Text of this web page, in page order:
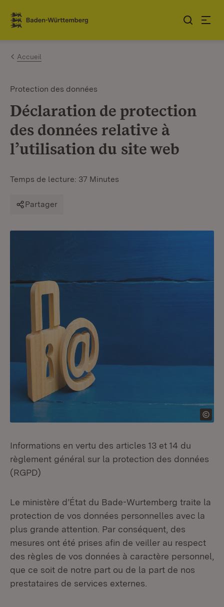
Sauter au contenu
Link zur Startseite
Accueil
Protection des données
Déclaration de protection
des données relative à
l’utilisation du site web
Temps de lecture: 37 Minutes
Partager
Informations en vertu des articles 13 et 14 du
règlement général sur la protection des données
(RGPD)
Le ministère d’État du Bade-Wurtemberg traite la
protection de vos données personnelles avec la
plus grande attention. Par conséquent, des
mesures ont été prises afin de veiller au respect
des règles de vos données à caractère personnel,
que ce soit de notre part ou de la part de nos
prestataires de services externes.